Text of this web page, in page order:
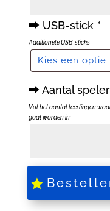
⮕ USB-stick *
Additionele USB-sticks
⮕ Aantal
Vul het aantal leerlingen
gaat worden in: